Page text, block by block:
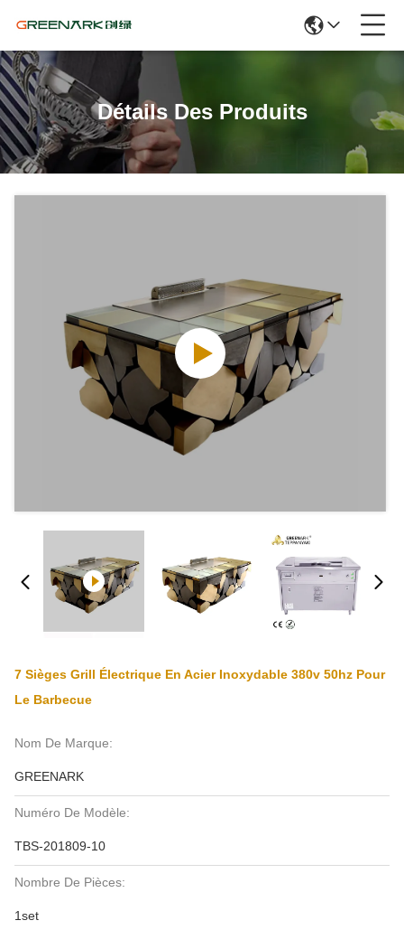
Détails Des Produits
7 Sièges Grill Électrique En Acier Inoxydable 380v 50hz Pour
Le Barbecue
Nom De Marque:
GREENARK
Numéro De Modèle:
TBS-201809-10
Nombre De Pièces:
1set